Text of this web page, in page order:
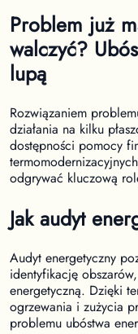
Problem już
walczyć?
lupą
Rozwiązaniem
działania na kilku
dostępności pomocy
odgrywać kluczową
Jak audyt
Audyt energetyczny
identyfikację
energetyczną. Dzięki
ogrzewania i zużycia
problemu ubóstwa